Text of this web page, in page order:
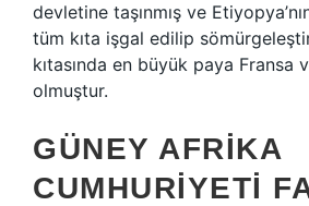
devletine taşınmış ve
tüm kıta işgal edilip
kıtasında en büyük paya Fransa
olmuştur.
GÜNEY AFRIKA
CUMHURIYETI